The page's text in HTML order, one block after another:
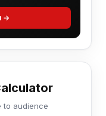
→
to audience